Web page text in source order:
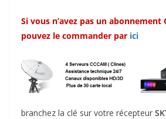
Si vous n’avez pas un abonnement
pouvez le commander par ici
branchez la clé sur votre récepteur